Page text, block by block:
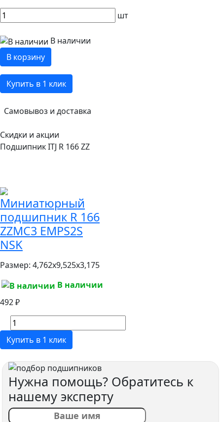
шт
В наличии
В корзину
Купить в 1 клик
Самовывоз и доставка
Скидки и акции
Подшипник ITJ R 166 ZZ
Миниатюрный
подшипник R 166
ZZMC3 EMPS2S
NSK
Размер: 4,762x9,525x3,175
В наличии
492 ₽
Купить в 1 клик
Нужна помощь? Обратитесь к
нашему эксперту